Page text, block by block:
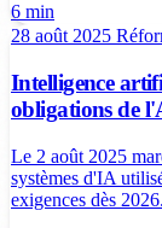
6 min
28 août 2025
Intelligence
obligations de
Le 2 août 2025
systèmes d'IA
exigences dès 2026.